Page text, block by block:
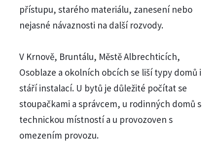
přístupu, starého materiálu, zanesení nebo
nejasné návaznosti na další rozvody.
V Krnově, Bruntálu, Městě Albrechticích,
Osoblaze a okolních obcích se liší typy domů i
stáří instalací. U bytů je důležité počítat se
stoupačkami a správcem, u rodinných domů s
technickou místností a u provozoven s
omezením provozu.